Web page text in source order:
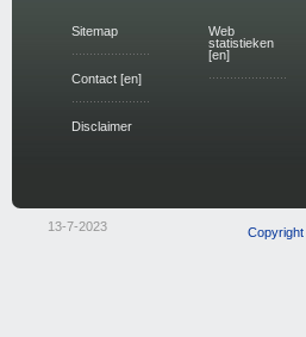
Sitemap
Contact [en]
Disclaimer
Web
statistieken
[en]
13-7-2023 Copyright